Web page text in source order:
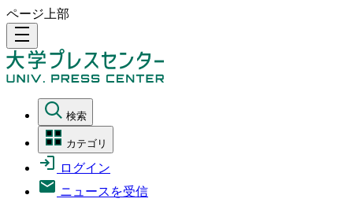
ページ上部
density_medium
検索
カテゴリ
ログイン
ニュースを受信